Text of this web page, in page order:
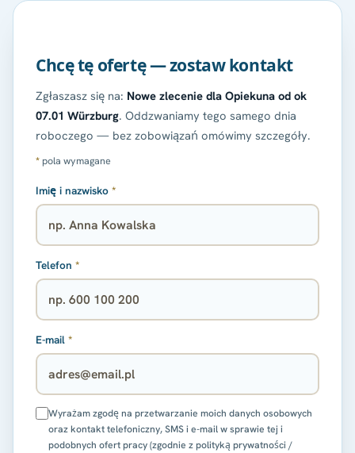
Chcę tę ofertę — zostaw kontakt
Zgłaszasz się na: Nowe zlecenie dla Opiekuna od ok
07.01 Würzburg. Oddzwaniamy tego samego dnia
roboczego — bez zobowiązań omówimy szczegóły.
* pola wymagane
Imię i nazwisko *
Telefon *
E-mail *
Wyrażam zgodę na przetwarzanie moich danych osobowych
oraz kontakt telefoniczny, SMS i e-mail w sprawie tej i
podobnych ofert pracy (zgodnie z polityką prywatności /